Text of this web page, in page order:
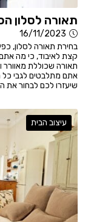
תאורה לסלון
16/11/2023
בחירת תאורה לסלון,
קצת לאיבוד, כי מה אתם
תאורה שכוללת
אתם מתלבטים לגבי
שיעזרו לכם לבחור את
עיצוב הבית